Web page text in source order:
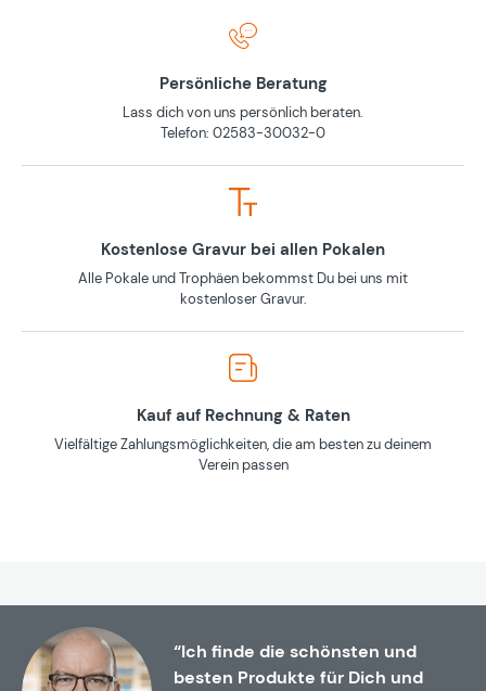
Persönliche Beratung
Lass dich von uns persönlich beraten.
Telefon: 02583-30032-0
Kostenlose Gravur bei allen Pokalen
Alle Pokale und Trophäen bekommst Du bei uns mit
kostenloser Gravur.
Kauf auf Rechnung & Raten
Vielfältige Zahlungsmöglichkeiten, die am besten zu deinem
Verein passen
“Ich finde die schönsten und
besten Produkte für Dich und